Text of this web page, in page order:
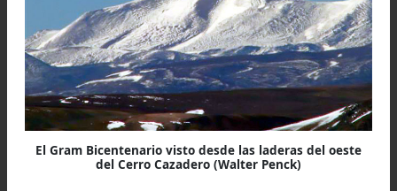
Una rama de la geomorfología que
expresar un paisaje en números.
(2)La“prominencia”tiene la pretensión
identificarse con la“importancia subjetiva”que
montaña tiene para un observador, mayor
sus collados son bajos.